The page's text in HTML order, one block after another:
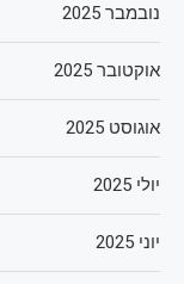
נובמבר 2025
אוקטובר 2025
אוגוסט 2025
יולי 2025
יוני 2025